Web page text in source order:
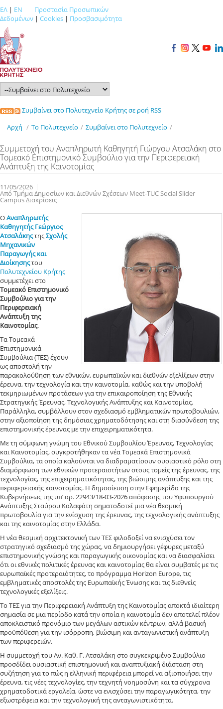
ΕΛ | EN
Προστασία Προσωπικών
Δεδομένων | Cookies | Προσβασιμότητα
Συμβαίνει στο Πολυτεχνείο Κρήτης σε ροή RSS
Αρχή / Το Πολυτεχνείο / Συμβαίνει στο Πολυτεχνείο /
Συμμετοχή του Αναπληρωτή Καθηγητή Γιώργου Ατσαλάκη στο
Τομεακό Επιστημονικό Συμβούλιο για την Περιφερειακή
Ανάπτυξη της Καινοτομίας
11/05/2026
Από Τμήμα Δημοσίων και Διεθνών Σχέσεων Meet-TUC Social Slider
Campus Διακρίσεις
ΟΑναπληρωτής
Καθηγητής Γεώργιος
ΑτσαλάκηςτηςΣχολής
Μηχανικών
Παραγωγής και
Διοίκησηςτου
Πολυτεχνείου Κρήτης
συμμετέχει στο
Τομεακό Επιστημονικό
Συμβούλιο για την
Περιφερειακή
Ανάπτυξη της
Καινοτομίας.
Τα Τομεακά
Επιστημονικά
Συμβούλια (ΤΕΣ) έχουν
ως αποστολή την
παρακολούθηση των εθνικών, ευρωπαϊκών και διεθνών εξελίξεων στην
έρευνα, την τεχνολογία και την καινοτομία, καθώς και την υποβολή
τεκμηριωμένων προτάσεων για την επικαιροποίηση της Εθνικής
Στρατηγικής Έρευνας, Τεχνολογικής Ανάπτυξης και Καινοτομίας.
Παράλληλα, συμβάλλουν στον σχεδιασμό εμβληματικών πρωτοβουλιών,
στην αξιοποίηση της δημόσιας χρηματοδότησης και στη διασύνδεση της
επιστημονικής έρευνας με την επιχειρηματικότητα.
Με τη σύμφωνη γνώμη του Εθνικού Συμβουλίου Έρευνας, Τεχνολογίας
και Καινοτομίας, συγκροτήθηκαν τα νέα Τομεακά Επιστημονικά
Συμβούλια, τα οποία καλούνται να διαδραματίσουν ουσιαστικό ρόλο στη
διαμόρφωση των εθνικών προτεραιοτήτων στους τομείς της έρευνας, της
τεχνολογίας, της επιχειρηματικότητας, της βιώσιμης ανάπτυξης και της
περιφερειακής καινοτομίας. Η δημοσίευση στην Εφημερίδα της
Κυβερνήσεως της υπ’ αρ. 22943/18-03-2026 απόφασης του Υφυπουργού
Ανάπτυξης Σταύρου Καλαφάτη σηματοδοτεί μια νέα θεσμική
πρωτοβουλία για την ενίσχυση της έρευνας, της τεχνολογικής ανάπτυξης
και της καινοτομίας στην Ελλάδα.
Η νέα θεσμική αρχιτεκτονική των ΤΕΣ φιλοδοξεί να ενισχύσει τον
στρατηγικό σχεδιασμό της χώρας, να δημιουργήσει γέφυρες μεταξύ
επιστημονικής γνώσης και παραγωγικής οικονομίας και να διασφαλίσει
ότι οι εθνικές πολιτικές έρευνας και καινοτομίας θα είναι συμβατές με τις
ευρωπαϊκές προτεραιότητες, το πρόγραμμα Horizon Europe, τις
εμβληματικές αποστολές της Ευρωπαϊκής Ένωσης και τις διεθνείς
τεχνολογικές εξελίξεις.
Το ΤΕΣ για την Περιφερειακή Ανάπτυξη της Καινοτομίας αποκτά ιδιαίτερη
σημασία σε μια περίοδο κατά την οποία η καινοτομία δεν αποτελεί πλέον
αποκλειστικό προνόμιο των μεγάλων αστικών κέντρων, αλλά βασική
προϋπόθεση για την ισόρροπη, βιώσιμη και ανταγωνιστική ανάπτυξη
των περιφερειών.
Η συμμετοχή του Αν. Καθ. Γ. Ατσαλάκη στο συγκεκριμένο Συμβούλιο
προσδίδει ουσιαστική επιστημονική και αναπτυξιακή διάσταση στη
συζήτηση για το πώς η ελληνική περιφέρεια μπορεί να αξιοποιήσει την
έρευνα, τις νέες τεχνολογίες, την τεχνητή νοημοσύνη και τα σύγχρονα
χρηματοδοτικά εργαλεία, ώστε να ενισχύσει την παραγωγικότητα, την
εξωστρέφεια και την τεχνολογική της ανταγωνιστικότητα.